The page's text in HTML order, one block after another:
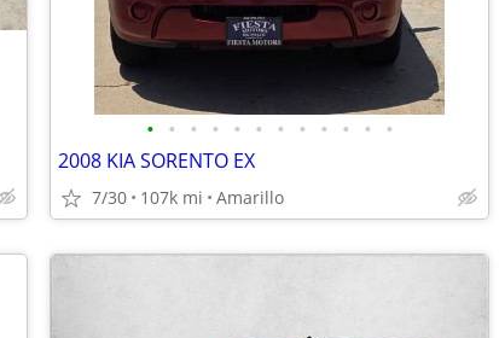
• • • • • • • • • • • •
2008 KIA SORENTO EX
7/30 107k mi Amarillo